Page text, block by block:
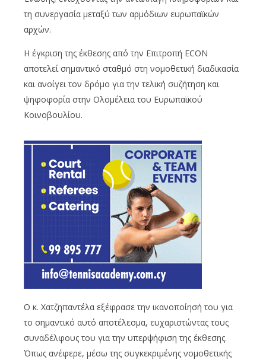
τη συνεργασία μεταξύ των αρμόδιων ευρωπαϊκών
αρχών.
Η έγκριση της έκθεσης από την Επιτροπή ECON
αποτελεί σημαντικό σταθμό στη νομοθετική διαδικασία
και ανοίγει τον δρόμο για την τελική συζήτηση και
ψηφοφορία στην Ολομέλεια του Ευρωπαϊκού
Κοινοβουλίου.
Ο κ. Χατζηπαντέλα εξέφρασε την ικανοποίησή του για
το σημαντικό αυτό αποτέλεσμα, ευχαριστώντας τους
συναδέλφους του για την υπερψήφιση της έκθεσης.
Όπως ανέφερε, μέσω της συγκεκριμένης νομοθετικής